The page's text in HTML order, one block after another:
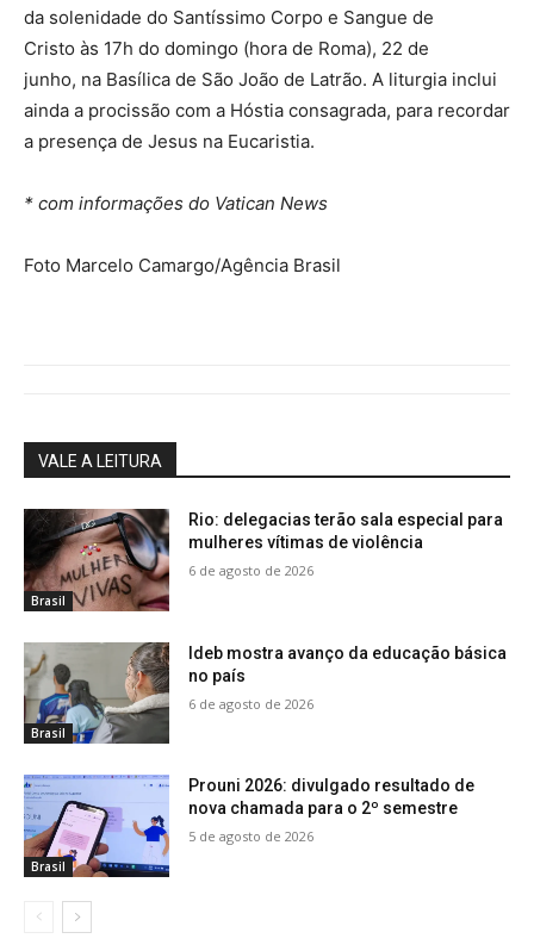
da solenidade do Santíssimo Corpo e Sangue de
Cristo às 17h do domingo (hora de Roma), 22 de
junho, na Basílica de São João de Latrão. A liturgia inclui
ainda a procissão com a Hóstia consagrada, para recordar
a presença de Jesus na Eucaristia.
* com informações do Vatican News
Foto Marcelo Camargo/Agência Brasil
VALE A LEITURA
Brasil
Rio: delegacias terão sala especial para
mulheres vítimas de violência
6 de agosto de 2026
Brasil
Ideb mostra avanço da educação básica
no país
6 de agosto de 2026
Brasil
Prouni 2026: divulgado resultado de
nova chamada para o 2º semestre
5 de agosto de 2026